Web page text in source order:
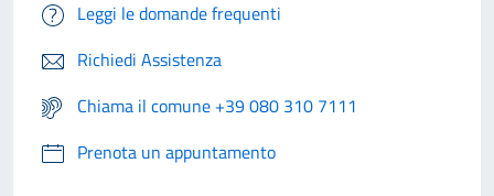
Leggi le domande frequenti
Richiedi Assistenza
Chiama il comune +39 080 310 7111
Prenota un appuntamento